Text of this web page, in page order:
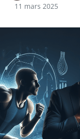
11 mars 2025